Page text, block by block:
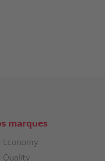
marques
Economy
Quality